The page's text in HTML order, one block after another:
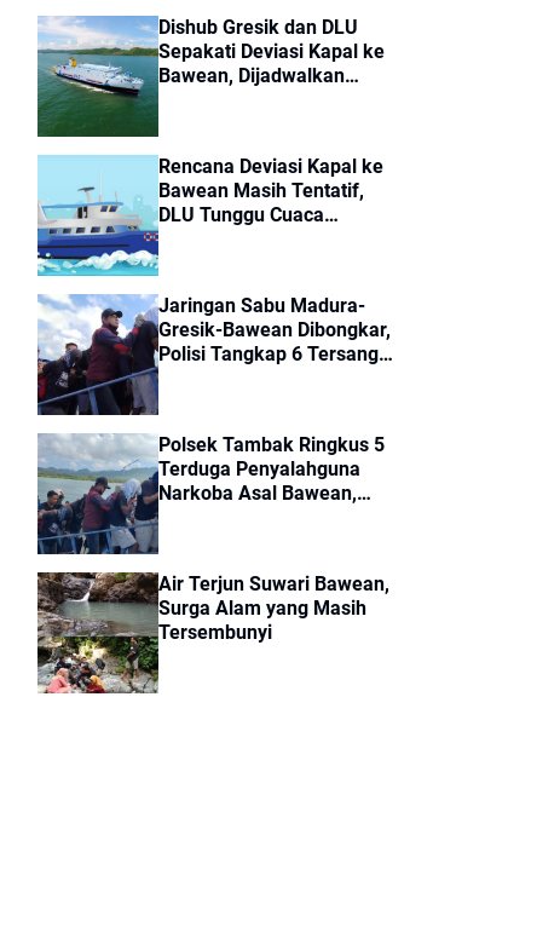
Dishub Gresik dan DLU
Sepakati Deviasi Kapal ke
Bawean, Dijadwalkan
Rencana Deviasi Kapal ke
Bawean Masih Tentatif,
DLU Tunggu Cuaca
Jaringan Sabu Madura-
Gresik-Bawean Dibongkar,
Polisi Tangkap 6 Tersangka
Polsek Tambak Ringkus 5
Terduga Penyalahguna
Narkoba Asal Bawean,
Air Terjun Suwari Bawean,
Surga Alam yang Masih
Tersembunyi